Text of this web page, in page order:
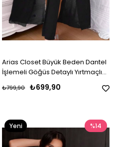
Arias Closet Büyük Beden Dantel
İşlemeli Göğüs Detaylı Yırtmaçlı
Fantezi Gecelik
₺699,90
₺799,90
%14
Yeni
Ürün